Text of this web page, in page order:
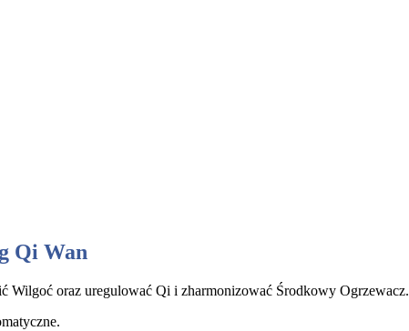
Qi Wan
Wilgoć oraz uregulować Qi i zharmonizować Środkowy Ogrzewacz.